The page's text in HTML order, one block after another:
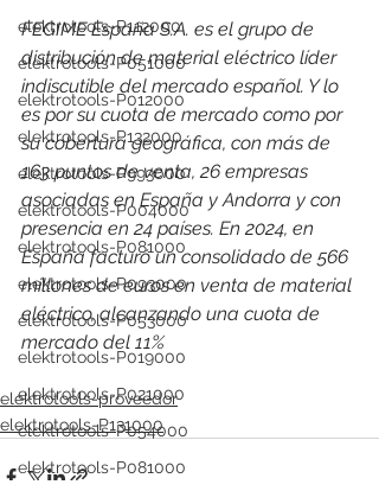
elektrotools-P112000
elektrotools-P051000
elektrotools-P012000
elektrotools-P132000
elektrotools-P993000
elektrotools-P004000
elektrotools-P081000
elektrotools-P093000
elektrotools-P053000
elektrotools-P019000
elektrotools-P021000
elektrotools-P054000
elektrotools-P081000
FEGIME España S.A. es el grupo de
distribución de material eléctrico líder
indiscutible del mercado español. Y lo
es por su cuota de mercado como por
su cobertura geográfica, con más de
163 puntos de venta, 26 empresas
asociadas en España y Andorra y con
presencia en 24 países. En 2024, en
España facturó un consolidado de 566
millones de euros en venta de material
eléctrico, alcanzando una cuota de
mercado del 11%
elektrotools-proveedor
elektrotools-P131000